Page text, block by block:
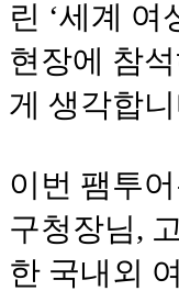
린 ‘세계 여
현장에 참
게 생각합
이번 팸투
구청장님,
한 국내외